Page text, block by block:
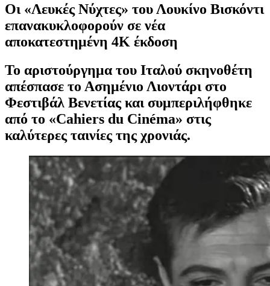
Οι «Λευκές Νύχτες» του Λουκίνο Βισκόντι
επανακυκλοφορούν σε νέα
αποκατεστημένη 4K έκδοση
Το αριστούργημα του Ιταλού σκηνοθέτη
απέσπασε το Ασημένιο Λιοντάρι στο
Φεστιβάλ Βενετίας και συμπεριλήφθηκε
από το «Cahiers du Cinéma» στις
καλύτερες ταινίες της χρονιάς.